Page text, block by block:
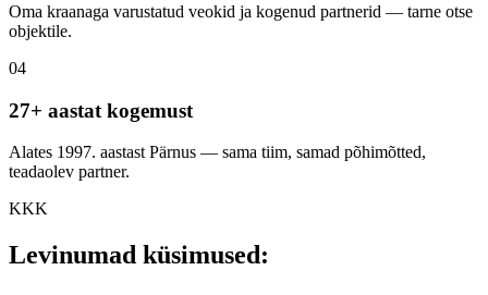
Oma kraanaga varustatud veokid ja kogenud partnerid — tarne otse
objektile.
04
27+ aastat kogemust
Alates 1997. aastast Pärnus — sama tiim, samad põhimõtted,
teadaolev partner.
KKK
Levinumad küsimused: